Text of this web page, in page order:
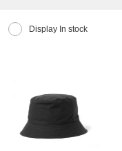
Display In stock